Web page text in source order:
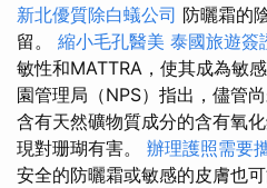
新北優質除白蟻公司 防曬霜的
留。 縮小毛孔醫美 泰國旅遊簽
敏性和MATTRA，使其成為敏
園管理局（NPS）指出，儘管
含有天然礦物質成分的含有氧
現對珊瑚有害。 辦理護照需要
安全的防曬霜或敏感的皮膚也